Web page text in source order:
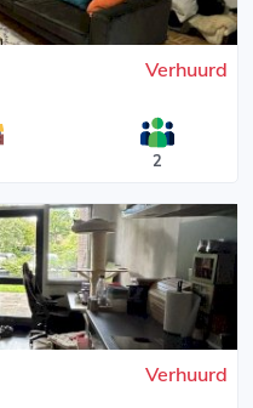
Verhuurd
2
Verhuurd